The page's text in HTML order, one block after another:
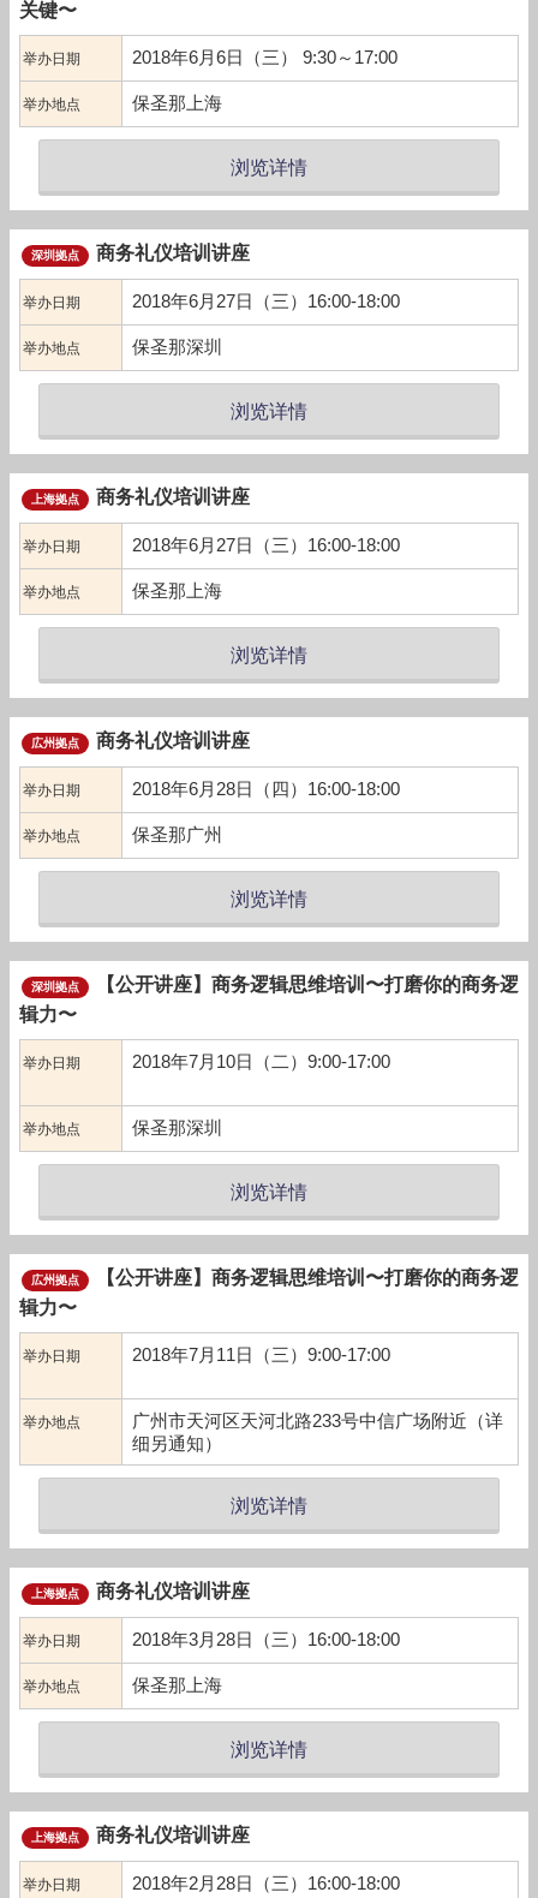
关键〜
举办日期 2018年6月6日（三） 9:30～17:00
举办地点 保圣那上海
浏览详情
深圳拠点 商务礼仪培训讲座
举办日期 2018年6月27日（三）16:00-18:00
举办地点 保圣那深圳
浏览详情
上海拠点 商务礼仪培训讲座
举办日期 2018年6月27日（三）16:00-18:00
举办地点 保圣那上海
浏览详情
広州拠点 商务礼仪培训讲座
举办日期 2018年6月28日（四）16:00-18:00
举办地点 保圣那广州
浏览详情
深圳拠点
【公开讲座】商务逻辑思维培训〜打磨你的商务逻
辑力〜
举办日期 2018年7月10日（二）9:00-17:00
举办地点 保圣那深圳
浏览详情
広州拠点
【公开讲座】商务逻辑思维培训〜打磨你的商务逻
辑力〜
举办日期 2018年7月11日（三）9:00-17:00
举办地点
广州市天河区天河北路233号中信广场附近（详
细另通知）
浏览详情
上海拠点 商务礼仪培训讲座
举办日期 2018年3月28日（三）16:00-18:00
举办地点 保圣那上海
浏览详情
上海拠点 商务礼仪培训讲座
举办日期 2018年2月28日（三）16:00-18:00